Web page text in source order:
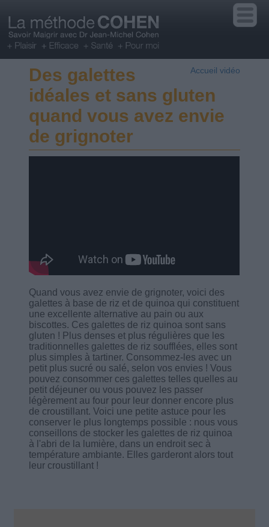
Accueil vidéo
Des galettes
idéales et sans gluten
quand vous avez envie
de grignoter
Quand vous avez envie de grignoter, voici des
galettes à base de riz et de quinoa qui constituent
une excellente alternative au pain ou aux
biscottes. Ces galettes de riz quinoa sont sans
gluten ! Plus denses et plus régulières que les
traditionnelles galettes de riz soufflées, elles sont
plus simples à tartiner. Consommez-les avec un
petit plus sucré ou salé, selon vos envies ! Vous
pouvez consommer ces galettes telles quelles au
petit déjeuner ou vous pouvez les passer
légèrement au four pour leur donner encore plus
de croustillant. Voici une petite astuce pour les
conserver le plus longtemps possible : nous vous
conseillons de stocker les galettes de riz quinoa
à l'abri de la lumière, dans un endroit sec à
température ambiante. Elles garderont alors tout
leur croustillant !